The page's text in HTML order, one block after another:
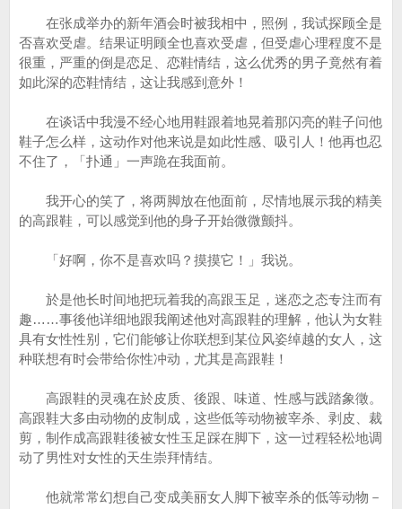
在张成举办的新年酒会时被我相中，照例，我试探顾全是
否喜欢受虐。结果证明顾全也喜欢受虐，但受虐心理程度不是
很重，严重的倒是恋足、恋鞋情结，这么优秀的男子竟然有着
如此深的恋鞋情结，这让我感到意外！
在谈话中我漫不经心地用鞋跟着地晃着那闪亮的鞋子问他
鞋子怎么样，这动作对他来说是如此性感、吸引人！他再也忍
不住了，「扑通」一声跪在我面前。
我开心的笑了，将两脚放在他面前，尽情地展示我的精美
的高跟鞋，可以感觉到他的身子开始微微颤抖。
「好啊，你不是喜欢吗？摸摸它！」我说。
於是他长时间地把玩着我的高跟玉足，迷恋之态专注而有
趣……事後他详细地跟我阐述他对高跟鞋的理解，他认为女鞋
具有女性性别，它们能够让你联想到某位风姿绰越的女人，这
种联想有时会带给你性冲动，尤其是高跟鞋！
高跟鞋的灵魂在於皮质、後跟、味道、性感与践踏象徵。
高跟鞋大多由动物的皮制成，这些低等动物被宰杀、剥皮、裁
剪，制作成高跟鞋後被女性玉足踩在脚下，这一过程轻松地调
动了男性对女性的天生崇拜情结。
他就常常幻想自己变成美丽女人脚下被宰杀的低等动物－